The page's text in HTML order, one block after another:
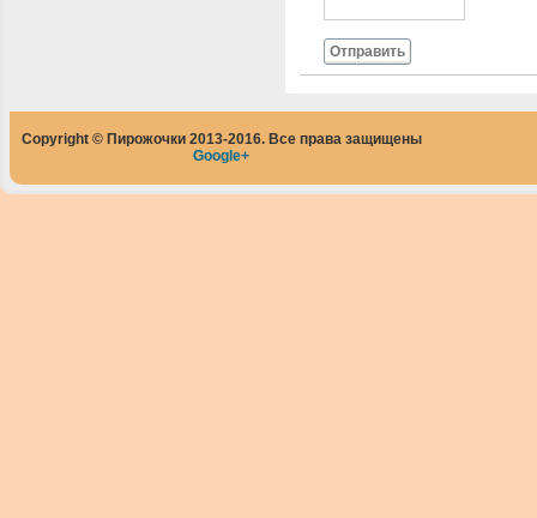
Отправить
Copyright © Пирожочки 2013-2016. Все права защищены
Google+